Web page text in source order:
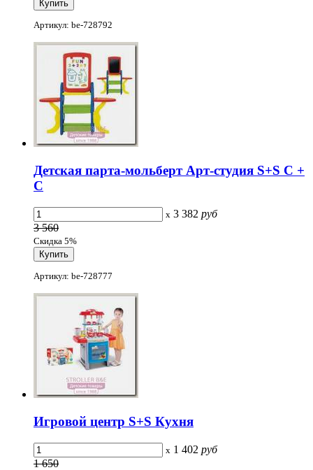
Артикул: be-728792
Детская парта-мольберт Арт-студия S+S С +
С
x 3 382 руб
3 560
Скидка 5%
Артикул: be-728777
Игровой центр S+S Кухня
x 1 402 руб
1 650